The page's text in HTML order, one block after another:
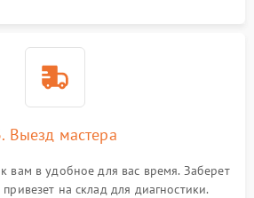
Выезд мастера
вам в удобное для вас время. Заберет
на склад для диагностики.